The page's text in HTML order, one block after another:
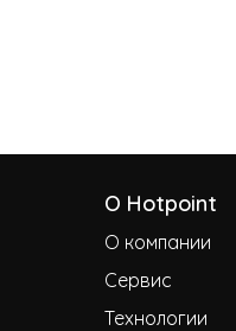
О Hotpoint
О компании
Сервис
Технологии